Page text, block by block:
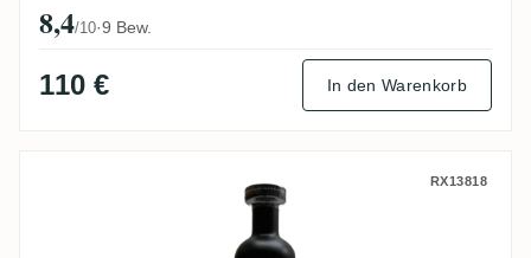
8,4/10·9 Bew.
110 € In den Warenkorb
Old Brothers FWI (Old Bajan Rum)RX13818